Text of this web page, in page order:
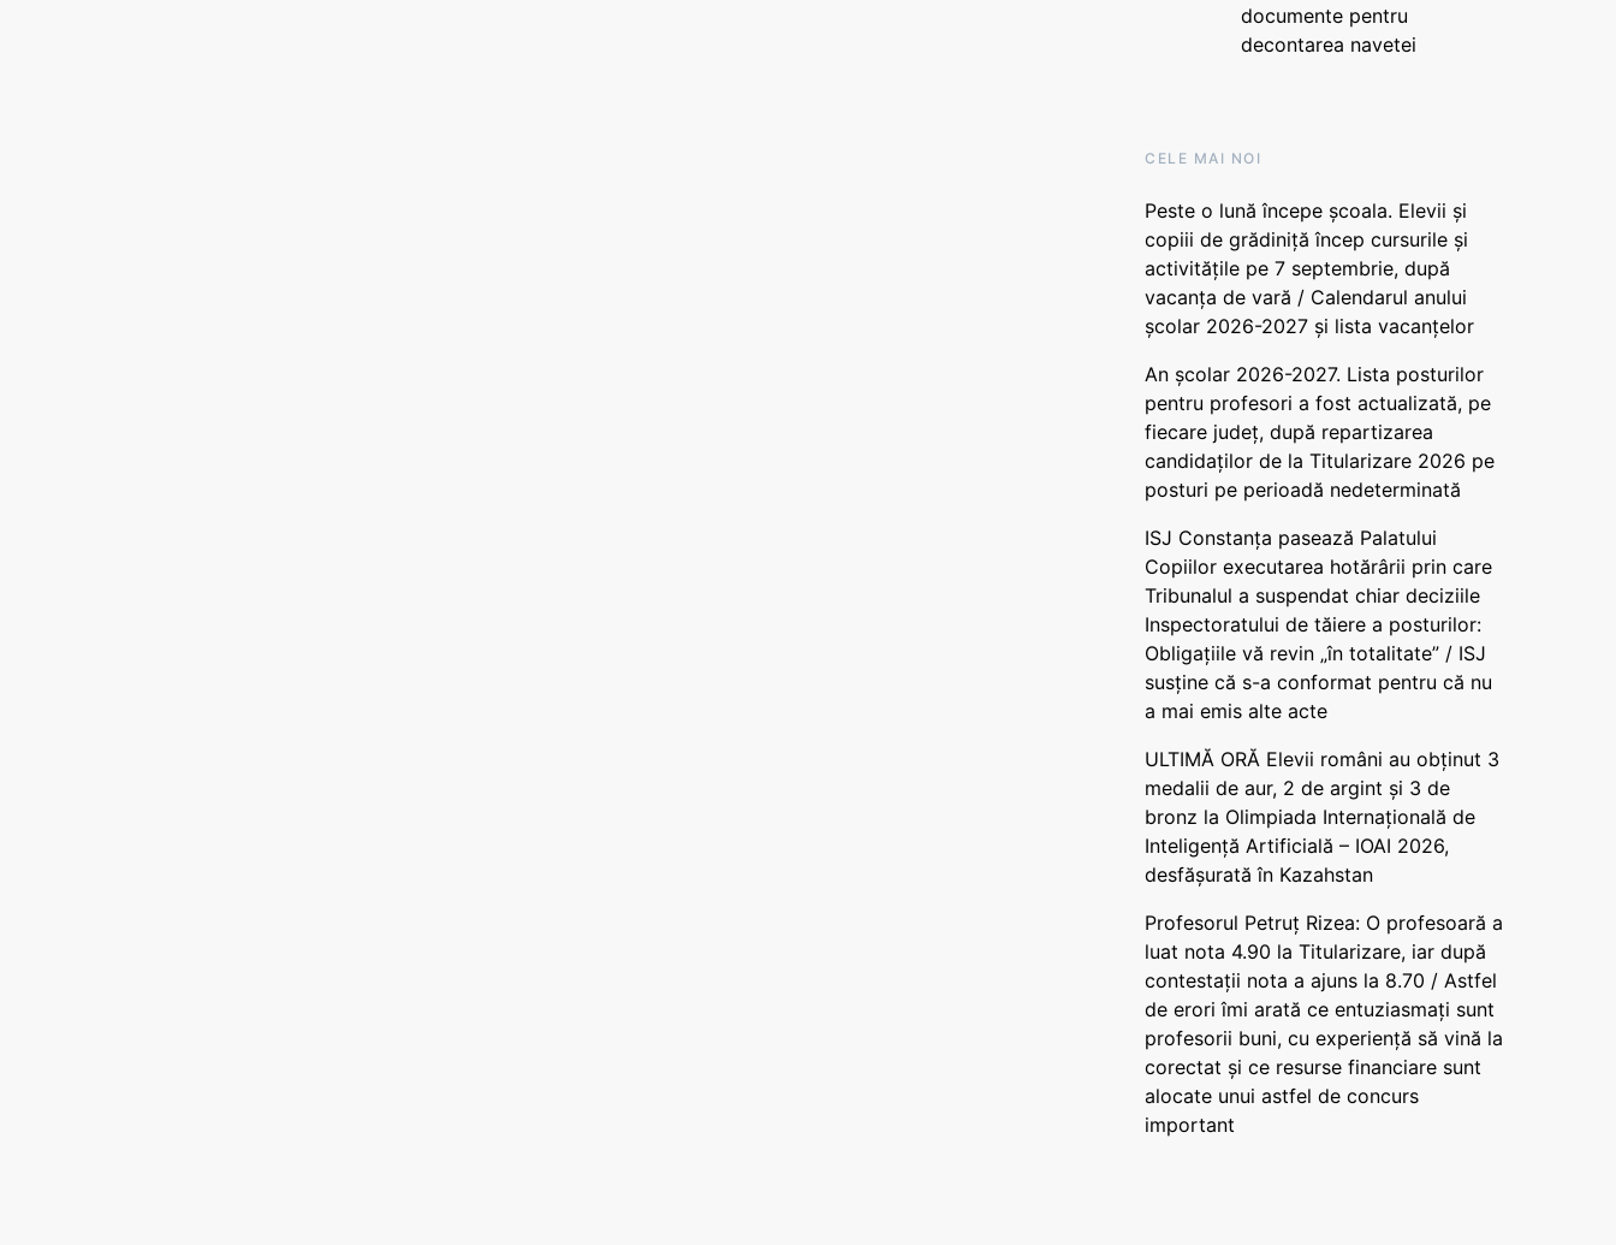
documente pentru
decontarea navetei
CELE MAI NOI
Peste o lună începe școala. Elevii și
copiii de grădiniță încep cursurile și
activitățile pe 7 septembrie, după
vacanța de vară / Calendarul anului
școlar 2026-2027 și lista vacanțelor
An școlar 2026-2027. Lista posturilor
pentru profesori a fost actualizată, pe
fiecare județ, după repartizarea
candidaților de la Titularizare 2026 pe
posturi pe perioadă nedeterminată
ISJ Constanța pasează Palatului
Copiilor executarea hotărârii prin care
Tribunalul a suspendat chiar deciziile
Inspectoratului de tăiere a posturilor:
Obligațiile vă revin „în totalitate” / ISJ
susține că s-a conformat pentru că nu
a mai emis alte acte
ULTIMĂ ORĂ Elevii români au obținut 3
medalii de aur, 2 de argint și 3 de
bronz la Olimpiada Internațională de
Inteligență Artificială – IOAI 2026,
desfășurată în Kazahstan
Profesorul Petruț Rizea: O profesoară a
luat nota 4.90 la Titularizare, iar după
contestații nota a ajuns la 8.70 / Astfel
de erori îmi arată ce entuziasmați sunt
profesorii buni, cu experiență să vină la
corectat și ce resurse financiare sunt
alocate unui astfel de concurs
important